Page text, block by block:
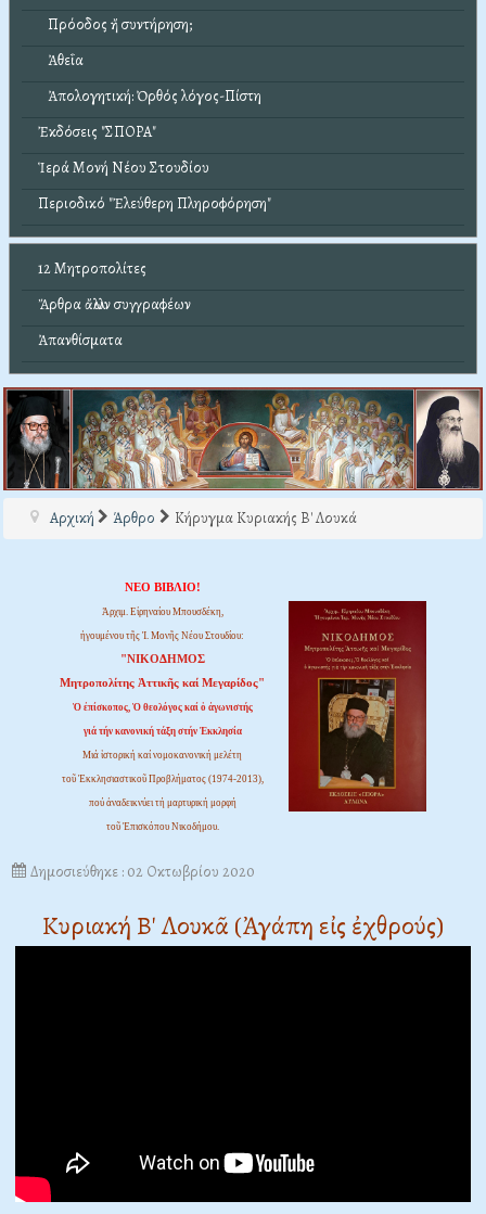
Πρόοδος ἤ συντήρηση;
Ἀθεΐα
Ἀπολογητική: Ὀρθός λόγος-Πίστη
Ἐκδόσεις "ΣΠΟΡΑ"
Ἱερά Μονή Νέου Στουδίου
Περιοδικό "Ἐλεύθερη Πληροφόρηση"
12 Μητροπολίτες
Ἄρθρα ἄλλων συγγραφέων
Ἀπανθίσματα
Αρχική Άρθρο Κήρυγμα Κυριακής Β' Λουκά
ΝΕΟ ΒΙΒΛΙΟ!
Ἀρχιμ. Εἰρηναίου Μπουσδέκη,
ἡγουμένου τῆς Ἱ. Μονῆς Νέου Στουδίου:
"ΝΙΚΟΔΗΜΟΣ
Μητροπολίτης Ἀττικῆς καί Μεγαρίδος"
Ὁ ἐπίσκοπος, Ὁ θεολόγος καί ὁ ἀγωνιστής
γιά τήν κανονική τάξη στήν Ἐκκλησία
Μιά ἱστορική καί νομοκανονική μελέτη
τοῦ Ἐκκλησιαστικοῦ Προβλήματος (1974-2013),
πού ἀναδεικνύει τή μαρτυρική μορφή
τοῦ Ἐπισκόπου Νικοδήμου.
Δημοσιεύθηκε : 02 Οκτωβρίου 2020
Κυριακή Β' Λουκᾶ (Ἀγάπη εἰς ἐχθρούς)